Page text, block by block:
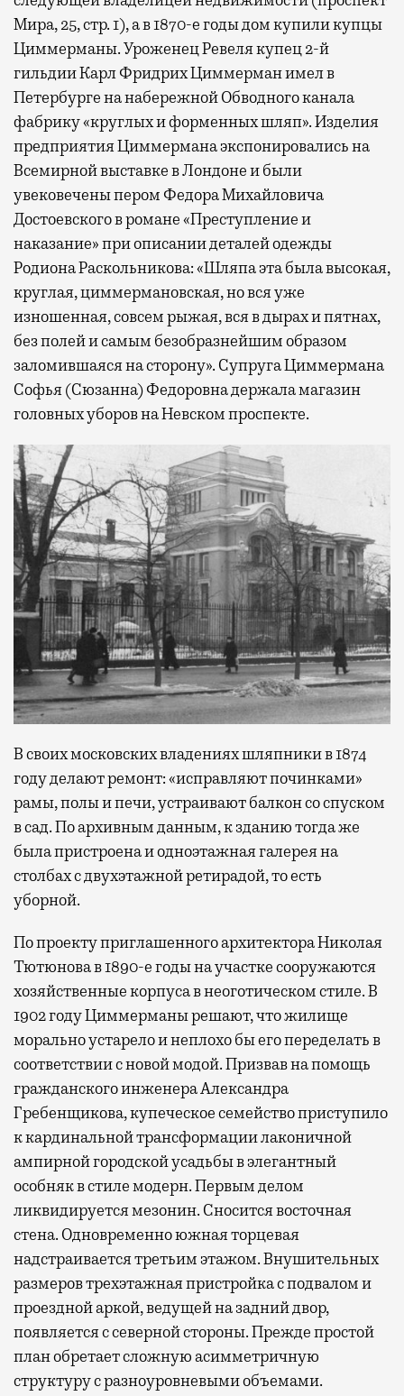
Мира, 25, стр. 1), а в 1870-е годы дом купили купцы
Циммерманы. Уроженец Ревеля купец 2-й
гильдии Карл Фридрих Циммерман имел в
Петербурге на набережной Обводного канала
фабрику «круглых и форменных шляп». Изделия
предприятия Циммермана экспонировались на
Всемирной выставке в Лондоне и были
увековечены пером Федора Михайловича
Достоевского в романе «Преступление и
наказание» при описании деталей одежды
Родиона Раскольникова: «Шляпа эта была высокая,
круглая, циммермановская, но вся уже
изношенная, совсем рыжая, вся в дырах и пятнах,
без полей и самым безобразнейшим образом
заломившаяся на сторону». Супруга Циммермана
Софья (Сюзанна) Федоровна держала магазин
головных уборов на Невском проспекте.
В своих московских владениях шляпники в 1874
году делают ремонт: «исправляют починками»
рамы, полы и печи, устраивают балкон со спуском
в сад. По архивным данным, к зданию тогда же
была пристроена и одноэтажная галерея на
столбах с двухэтажной ретирадой, то есть
уборной.
По проекту приглашенного архитектора Николая
Тютюнова в 1890-е годы на участке сооружаются
хозяйственные корпуса в неоготическом стиле. В
1902 году Циммерманы решают, что жилище
морально устарело и неплохо бы его переделать в
соответствии с новой модой. Призвав на помощь
гражданского инженера Александра
Гребенщикова, купеческое семейство приступило
к кардинальной трансформации лаконичной
ампирной городской усадьбы в элегантный
особняк в стиле модерн. Первым делом
ликвидируется мезонин. Сносится восточная
стена. Одновременно южная торцевая
надстраивается третьим этажом. Внушительных
размеров трехэтажная пристройка с подвалом и
проездной аркой, ведущей на задний двор,
появляется с северной стороны. Прежде простой
план обретает сложную асимметричную
структуру с разноуровневыми объемами.